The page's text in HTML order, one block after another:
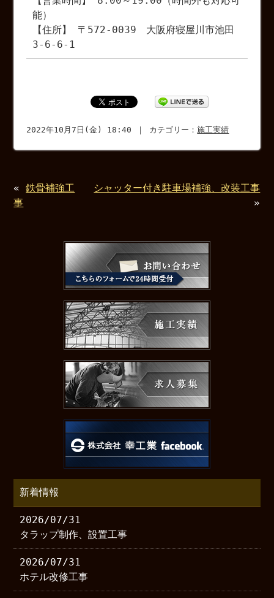
能）
【住所】 〒572-0039 大阪府寝屋川市池田
3-6-6-1
2022年10月7日(金) 18:40 ｜ カテゴリー：施工実績
«鉄骨補強工
事
シャッター付き駐車場補強、改装工事
»
新着情報
2026/07/31
タラップ制作、設置工事
2026/07/31
ホテル改修工事